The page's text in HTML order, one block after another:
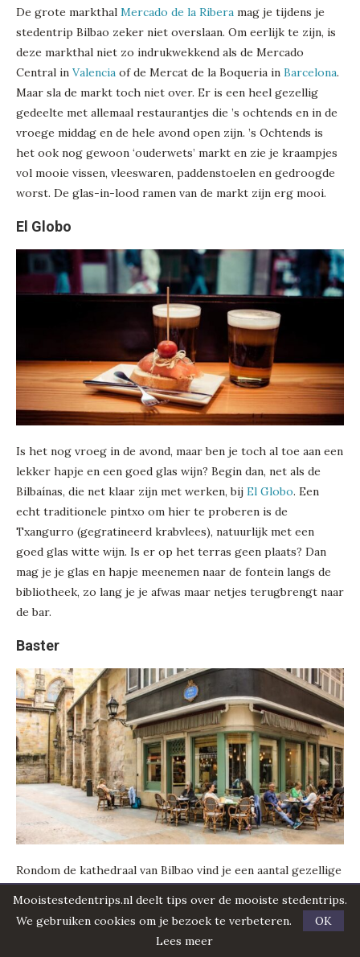
De grote markthal Mercado de la Ribera mag je tijdens je
stedentrip Bilbao zeker niet overslaan. Om eerlijk te zijn, is
deze markthal niet zo indrukwekkend als de Mercado
Central in Valencia of de Mercat de la Boqueria in Barcelona.
Maar sla de markt toch niet over. Er is een heel gezellig
gedeelte met allemaal restaurantjes die ’s ochtends en in de
vroege middag en de hele avond open zijn. ’s Ochtends is
het ook nog gewoon ‘ouderwets’ markt en zie je kraampjes
vol mooie vissen, vleeswaren, paddenstoelen en gedroogde
worst. De glas-in-lood ramen van de markt zijn erg mooi.
El Globo
Is het nog vroeg in de avond, maar ben je toch al toe aan een
lekker hapje en een goed glas wijn? Begin dan, net als de
Bilbaínas, die net klaar zijn met werken, bij El Globo. Een
echt traditionele pintxo om hier te proberen is de
Txangurro (gegratineerd krabvlees), natuurlijk met een
goed glas witte wijn. Is er op het terras geen plaats? Dan
mag je je glas en hapje meenemen naar de fontein langs de
bibliotheek, zo lang je je afwas maar netjes terugbrengt naar
de bar.
Baster
Rondom de kathedraal van Bilbao vind je een aantal gezellige
leukste, want deze is letterlijk tegen de kerk aangebouwd.
De locals komen hier graag koffie drinken of ’s middags een
Mooistestedentrips.nl deelt tips over de mooiste stedentrips.
We gebruiken cookies om je bezoek te verbeteren.
OK
Lees meer